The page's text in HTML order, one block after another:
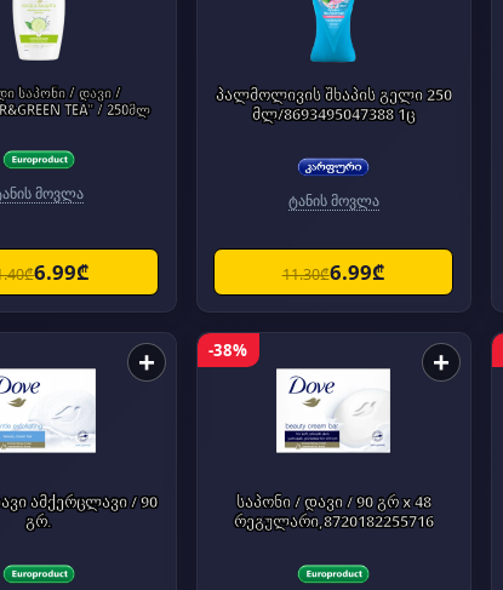
საპონი / დავი /
"CUCUMBER&GREEN TEA" / 250მლ
მოვლა
6.99₾
პალმოლივის შხაპის გელი 250
მლ/8693495047388 1ც
ტანის მოვლა
11.30₾6.99₾
+
ამქერცლავი / 90
გრ.
-38% +
საპონი / დავი / 90 გრ x 48
რეგულარი,8720182255716